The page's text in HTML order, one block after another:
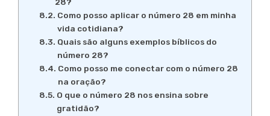
Como posso aplicar o número 28 em minha
vida cotidiana?
Quais são alguns exemplos bíblicos do
número 28?
Como posso me conectar com o número 28
na oração?
O que o número 28 nos ensina sobre
gratidão?